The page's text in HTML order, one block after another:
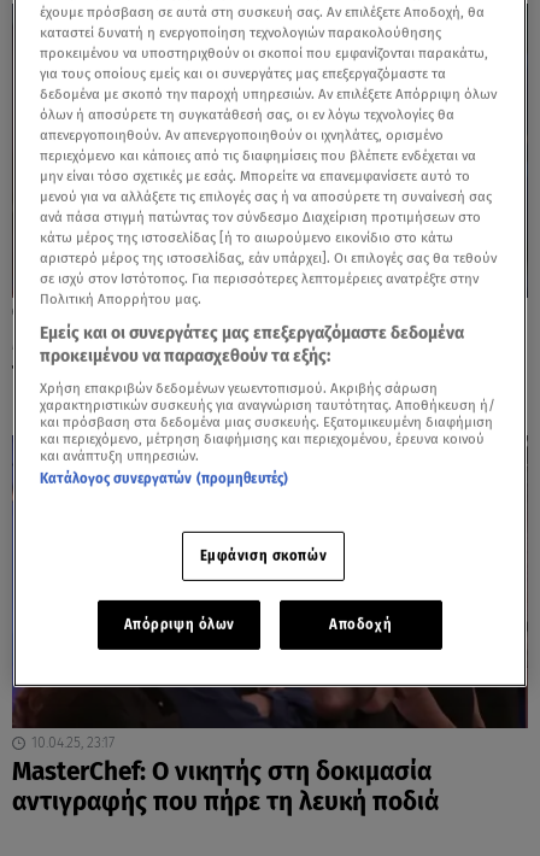
06.05.25, 00:30
MasterChef: Παντελής ή Βασίλης πήρε το
τελευταίο εισιτήριο για τη 10άδα;
10.04.25, 23:17
MasterChef: Ο νικητής στη δοκιμασία
αντιγραφής που πήρε τη λευκή ποδιά
έχουμε πρόσβαση σε αυτά στη συσκευή σας. Αν επιλέξετε Αποδοχή, θα
καταστεί δυνατή η ενεργοποίηση τεχνολογιών παρακολούθησης
προκειμένου να υποστηριχθούν οι σκοποί που εμφανίζονται παρακάτω,
για τους οποίους εμείς και οι συνεργάτες μας επεξεργαζόμαστε τα
δεδομένα με σκοπό την παροχή υπηρεσιών. Αν επιλέξετε Απόρριψη όλων
όλων ή αποσύρετε τη συγκατάθεσή σας, οι εν λόγω τεχνολογίες θα
απενεργοποιηθούν. Αν απενεργοποιηθούν οι ιχνηλάτες, ορισμένο
περιεχόμενο και κάποιες από τις διαφημίσεις που βλέπετε ενδέχεται να
μην είναι τόσο σχετικές με εσάς. Μπορείτε να επανεμφανίσετε αυτό το
μενού για να αλλάξετε τις επιλογές σας ή να αποσύρετε τη συναίνεσή σας
ανά πάσα στιγμή πατώντας τον σύνδεσμο Διαχείριση προτιμήσεων στο
κάτω μέρος της ιστοσελίδας [ή το αιωρούμενο εικονίδιο στο κάτω
αριστερό μέρος της ιστοσελίδας, εάν υπάρχει]. Οι επιλογές σας θα τεθούν
σε ισχύ στον Ιστότοπος. Για περισσότερες λεπτομέρειες ανατρέξτε στην
Πολιτική Απορρήτου μας.
Εμείς και οι συνεργάτες μας επεξεργαζόμαστε δεδομένα
προκειμένου να παρασχεθούν τα εξής:
Χρήση επακριβών δεδομένων γεωεντοπισμού. Ακριβής σάρωση
χαρακτηριστικών συσκευής για αναγνώριση ταυτότητας. Αποθήκευση ή/
και πρόσβαση στα δεδομένα μιας συσκευής. Εξατομικευμένη διαφήμιση
και περιεχόμενο, μέτρηση διαφήμισης και περιεχομένου, έρευνα κοινού
και ανάπτυξη υπηρεσιών.
Κατάλογος συνεργατών (προμηθευτές)
Εμφάνιση σκοπών
Απόρριψη όλων Αποδοχή